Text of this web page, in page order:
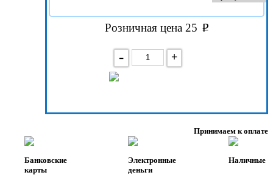
Розничная цена 25
- +
Принимаем к оплате
Банковские
карты
Электронные
деньги
Наличные